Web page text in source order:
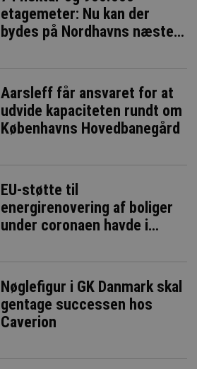
etagemeter: Nu kan der
bydes på Nordhavns næste
Aarsleff får ansvaret for at
udvide kapaciteten rundt om
Københavns Hovedbanegård
EU-støtte til
energirenovering af boliger
under coronaen havde i
Nøglefigur i GK Danmark skal
gentage successen hos
Caverion